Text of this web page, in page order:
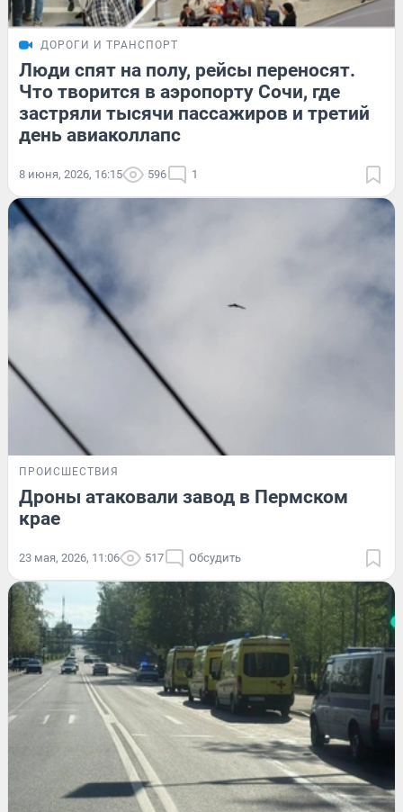
ДОРОГИ И ТРАНСПОРТ
Люди спят на полу, рейсы переносят.
Что творится в аэропорту Сочи, где
застряли тысячи пассажиров и третий
день авиаколлапс
8 июня, 2026, 16:15 596 1
ПРОИСШЕСТВИЯ
Дроны атаковали завод в Пермском
крае
23 мая, 2026, 11:06 517 Обсудить